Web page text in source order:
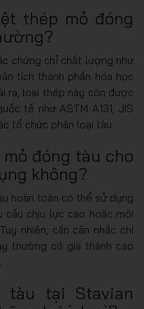
thép mỏ đóng
chứng chỉ chất lượng như
tích thành phần hóa học
ra, loại thép này còn được
tế như ASTM A131, JIS
tổ chức phân loại tàu.
đóng tàu cho
không?
hoàn toàn có thể sử dụng
cầu chịu lực cao hoặc môi
nhiên, cần cân nhắc chi
thường có giá thành cao
tàu tại Stavian